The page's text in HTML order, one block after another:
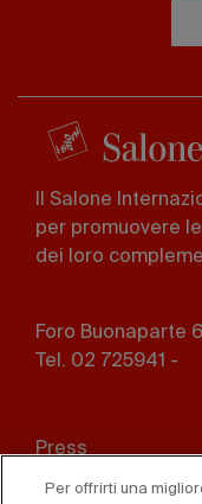
Il Salone
per promuovere
dei loro
Foro Buonaparte
Tel. 02 725941 -
menu
Press
Per offrirti una